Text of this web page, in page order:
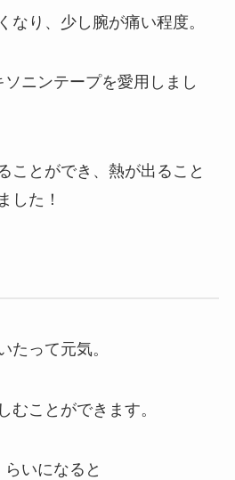
なり、少し腕が痛い程度。
ニンテープを愛用しまし
ことができ、熱が出ること
した！
たって元気。
むことができます。
いになると